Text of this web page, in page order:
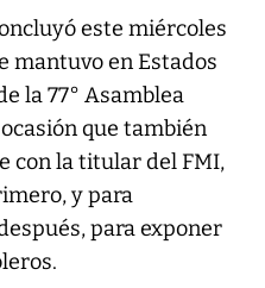
este miércoles
mantuvo en Estados
la 77° Asamblea
que también
con la titular del FMI,
y para
para exponer